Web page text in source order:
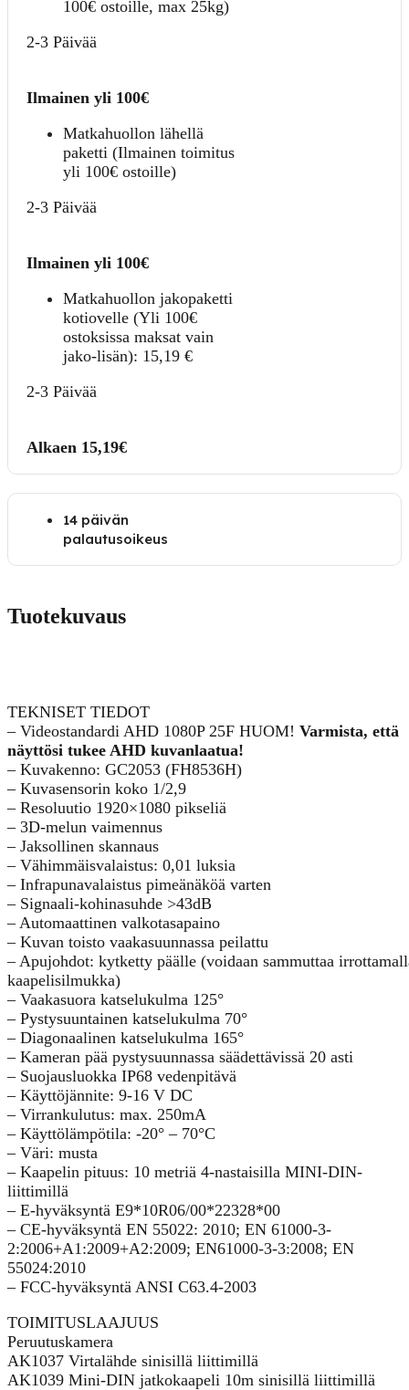
100€ ostoille, max 25kg)
2-3 Päivää
Ilmainen yli 100€
Matkahuollon lähellä
paketti (Ilmainen toimitus
yli 100€ ostoille)
2-3 Päivää
Ilmainen yli 100€
Matkahuollon jakopaketti
kotiovelle (Yli 100€
ostoksissa maksat vain
jako-lisän): 15,19 €
2-3 Päivää
Alkaen 15,19€
14 päivän
palautusoikeus
Tuotekuvaus
TEKNISET TIEDOT
– Videostandardi AHD 1080P 25F HUOM! Varmista, että
näyttösi tukee AHD kuvanlaatua!
– Kuvakenno: GC2053 (FH8536H)
– Kuvasensorin koko 1/2,9
– Resoluutio 1920×1080 pikseliä
– 3D-melun vaimennus
– Jaksollinen skannaus
– Vähimmäisvalaistus: 0,01 luksia
– Infrapunavalaistus pimeänäköä varten
– Signaali-kohinasuhde >43dB
– Automaattinen valkotasapaino
– Kuvan toisto vaakasuunnassa peilattu
– Apujohdot: kytketty päälle (voidaan sammuttaa
kaapelisilmukka)
– Vaakasuora katselukulma 125°
– Pystysuuntainen katselukulma 70°
– Diagonaalinen katselukulma 165°
– Kameran pää pystysuunnassa säädettävissä 20 asti
– Suojausluokka IP68 vedenpitävä
– Käyttöjännite: 9-16 V DC
– Virrankulutus: max. 250mA
– Käyttölämpötila: -20° – 70°C
– Väri: musta
– Kaapelin pituus: 10 metriä 4-nastaisilla MINI-DIN-
liittimillä
– E-hyväksyntä E9*10R06/00*22328*00
– CE-hyväksyntä EN 55022: 2010; EN 61000-3-
2:2006+A1:2009+A2:2009; EN61000-3-3:2008; EN
55024:2010
– FCC-hyväksyntä ANSI C63.4-2003
TOIMITUSLAAJUUS
Peruutuskamera
AK1037 Virtalähde sinisillä liittimillä
AK1039 Mini-DIN jatkokaapeli 10m sinisillä liittimillä